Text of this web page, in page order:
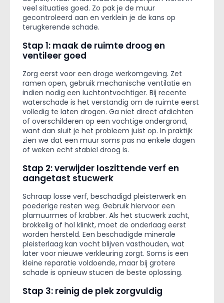
veel situaties goed. Zo pak je de muur
gecontroleerd aan en verklein je de kans op
terugkerende schade.
Stap 1: maak de ruimte droog en
ventileer goed
Zorg eerst voor een droge werkomgeving. Zet
ramen open, gebruik mechanische ventilatie en
indien nodig een luchtontvochtiger. Bij recente
waterschade is het verstandig om de ruimte eerst
volledig te laten drogen. Ga niet direct afdichten
of overschilderen op een vochtige ondergrond,
want dan sluit je het probleem juist op. In praktijk
zien we dat een muur soms pas na enkele dagen
of weken echt stabiel droog is.
Stap 2: verwijder loszittende verf en
aangetast stucwerk
Schraap losse verf, beschadigd pleisterwerk en
poederige resten weg. Gebruik hiervoor een
plamuurmes of krabber. Als het stucwerk zacht,
brokkelig of hol klinkt, moet de onderlaag eerst
worden hersteld. Een beschadigde minerale
pleisterlaag kan vocht blijven vasthouden, wat
later voor nieuwe verkleuring zorgt. Soms is een
kleine reparatie voldoende, maar bij grotere
schade is opnieuw stucen de beste oplossing.
Stap 3: reinig de plek zorgvuldig